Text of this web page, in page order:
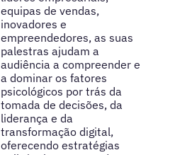
equipas de vendas,
inovadores e
empreendedores, as suas
palestras ajudam a
audiência a compreender e
a dominar os fatores
psicológicos por trás da
tomada de decisões, da
liderança e da
transformação digital,
oferecendo estratégias